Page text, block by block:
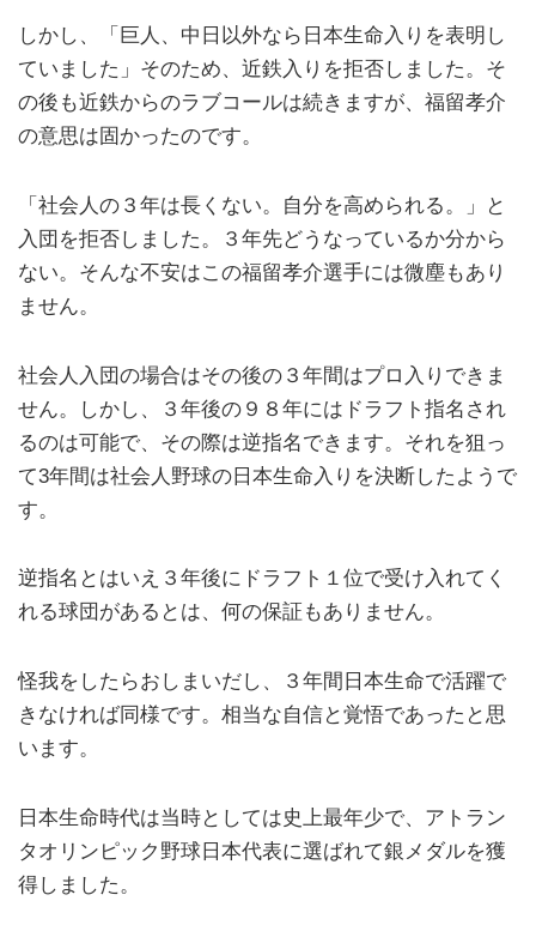
しかし、「巨人、中日以外なら日本生命入りを表明し
ていました」そのため、近鉄入りを拒否しました。そ
の後も近鉄からのラブコールは続きますが、福留孝介
の意思は固かったのです。
「社会人の３年は長くない。自分を高められる。」と
入団を拒否しました。３年先どうなっているか分から
ない。そんな不安はこの福留孝介選手には微塵もあり
ません。
社会人入団の場合はその後の３年間はプロ入りできま
せん。しかし、３年後の９８年にはドラフト指名され
るのは可能で、その際は逆指名できます。それを狙っ
て3年間は社会人野球の日本生命入りを決断したようで
す。
逆指名とはいえ３年後にドラフト１位で受け入れてく
れる球団があるとは、何の保証もありません。
怪我をしたらおしまいだし、３年間日本生命で活躍で
きなければ同様です。相当な自信と覚悟であったと思
います。
日本生命時代は当時としては史上最年少で、アトラン
タオリンピック野球日本代表に選ばれて銀メダルを獲
得しました。